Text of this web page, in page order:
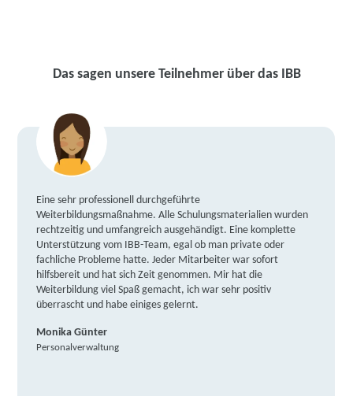
Das sagen unsere Teilnehmer über das IBB
Eine sehr professionell durchgeführte
Weiterbildungsmaßnahme. Alle Schulungsmaterialien wurden
rechtzeitig und umfangreich ausgehändigt. Eine komplette
Unterstützung vom IBB-Team, egal ob man private oder
fachliche Probleme hatte. Jeder Mitarbeiter war sofort
hilfsbereit und hat sich Zeit genommen. Mir hat die
Weiterbildung viel Spaß gemacht, ich war sehr positiv
überrascht und habe einiges gelernt.
Monika Günter
Personalverwaltung